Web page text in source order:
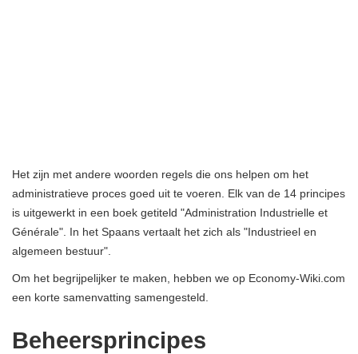
Het zijn met andere woorden regels die ons helpen om het
administratieve proces goed uit te voeren. Elk van de 14 principes
is uitgewerkt in een boek getiteld "Administration Industrielle et
Générale". In het Spaans vertaalt het zich als "Industrieel en
algemeen bestuur".
Om het begrijpelijker te maken, hebben we op Economy-Wiki.com
een ​​korte samenvatting samengesteld.
Beheersprincipes